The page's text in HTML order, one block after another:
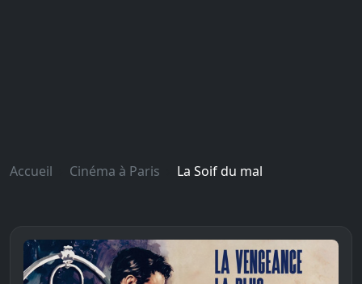
Accueil Cinéma à Paris La Soif du mal